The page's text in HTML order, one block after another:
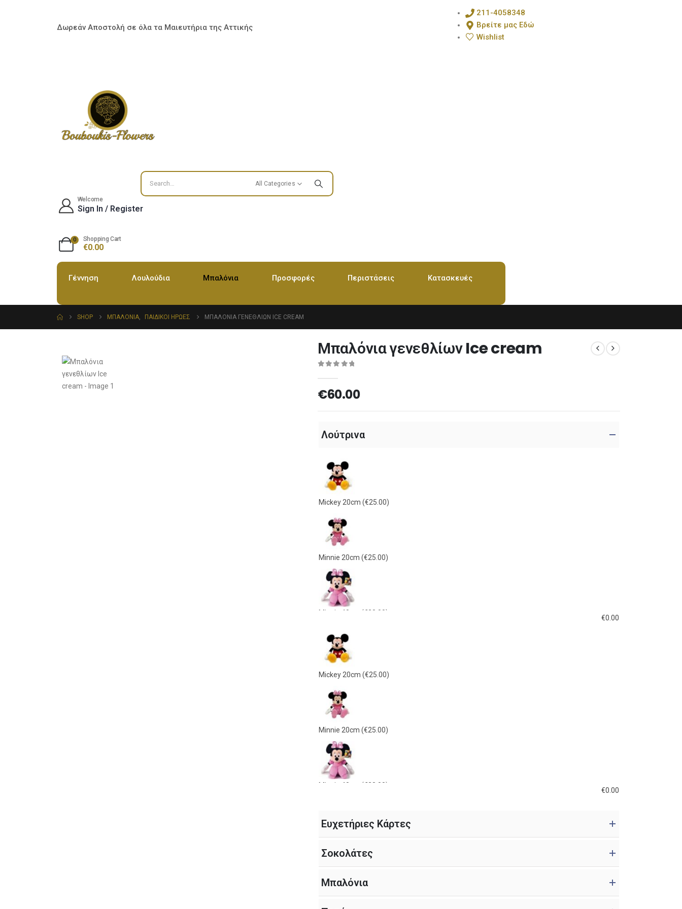
Δωρεάν Αποστολή σε όλα τα Μαιευτήρια της Αττικής
211-4058348
Βρείτε μας Εδώ
Wishlist
All Categories
Welcome
Sign In / Register
0 Shopping Cart
€0.00
Γέννηση Λουλούδια Μπαλόνια Προσφορές Περιστάσεις Κατασκευές
SHOP ΜΠΑΛΌΝΙΑ, ΠΑΙΔΙΚΟΊ ΉΡΩΕΣ ΜΠΑΛΌΝΙΑ ΓΕΝΕΘΛΊΩΝ ICE CREAM
Μπαλόνια γενεθλίων Ice cream
€60.00
Λούτρινα
Mickey 20cm (€25.00)
Minnie 20cm (€25.00)
Minnie 40cm (€38.00)
Ροζ Λούτρινο 21εκ
Κόκκινο Λούτρινο 21εκ
€0.00
Mickey 20cm (€25.00)
Minnie 20cm (€25.00)
Minnie 40cm (€38.00)
Mickey 40cm(€38.00)
Γαλάζιο Λούτρινο 21εκ(€15.00)
€0.00
Ευχετήριες Κάρτες
Σοκολάτες
Μπαλόνια